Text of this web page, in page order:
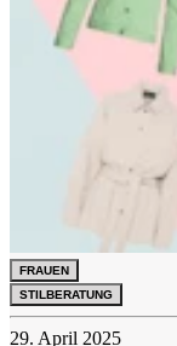
FRAUEN
STILBERATUNG
29. April 2025